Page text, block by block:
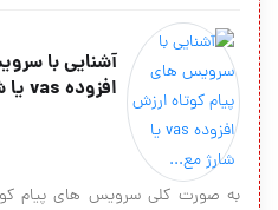
آشنایی با
افزوده vas یا شارژ مع...
به صورت کلی سرویس های پیام